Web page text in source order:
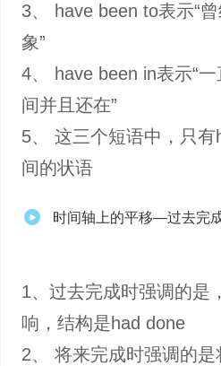
3、 have been to表示“
象”
4、 have been in表示“
间并且还在”
5、 这三个短语中，只
间的状语
时间轴上的平移—过去完
1、过去完成时强调的是
响，结构是had done
2、 将来完成时强调的